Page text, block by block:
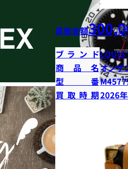
買取金額
ブランドLOUIS
商品名オンザ
型番
買取時期2026